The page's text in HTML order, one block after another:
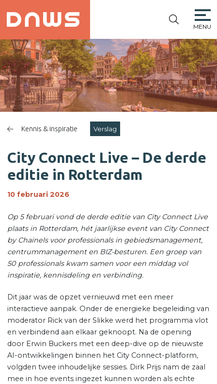
NIEUWE
WINKELSTRAAT
MENU
Kennis & inspiratie Verslag
City Connect Live – De derde
editie in Rotterdam
10 februari 2026
Op 5 februari vond de derde editie van City Connect Live
plaats in Rotterdam, hét jaarlijkse event van City Connect
by Chainels voor professionals in gebiedsmanagement,
centrummanagement en BIZ-besturen. Een groep van
50 professionals kwam samen voor een middag vol
inspiratie, kennisdeling en verbinding.
Dit jaar was de opzet vernieuwd met een meer
interactieve aanpak. Onder de energieke begeleiding van
moderator Rick van der Slikke werd het programma vlot
en verbindend aan elkaar geknoopt. Na de opening
door Erwin Buckers met een deep-dive op de nieuwste
AI-ontwikkelingen binnen het City Connect-platform,
volgden twee inhoudelijke sessies. Dirk Prijs nam de zaal
mee in hoe events ingezet kunnen worden als echte